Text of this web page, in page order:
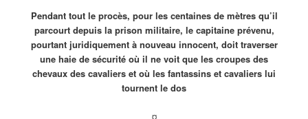
Pendant tout le procès, pour les centaines de mètres qu’il
parcourt depuis la prison militaire, le capitaine prévenu,
pourtant juridiquement à nouveau innocent, doit traverser
une haie de sécurité où il ne voit que les croupes des
chevaux des cavaliers et où les fantassins et cavaliers lui
tournent le dos